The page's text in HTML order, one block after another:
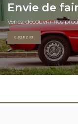
Envie de
Venez découvrir nos
CLIQUEZ ICI